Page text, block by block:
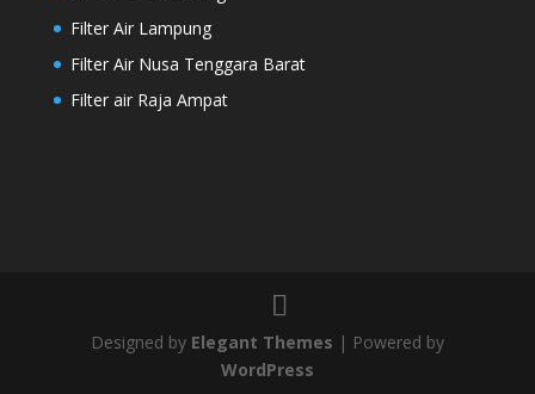
Filter Air Lampung
Filter Air Nusa Tenggara Barat
Filter air Raja Ampat
Designed by Elegant Themes | Powered by
WordPress